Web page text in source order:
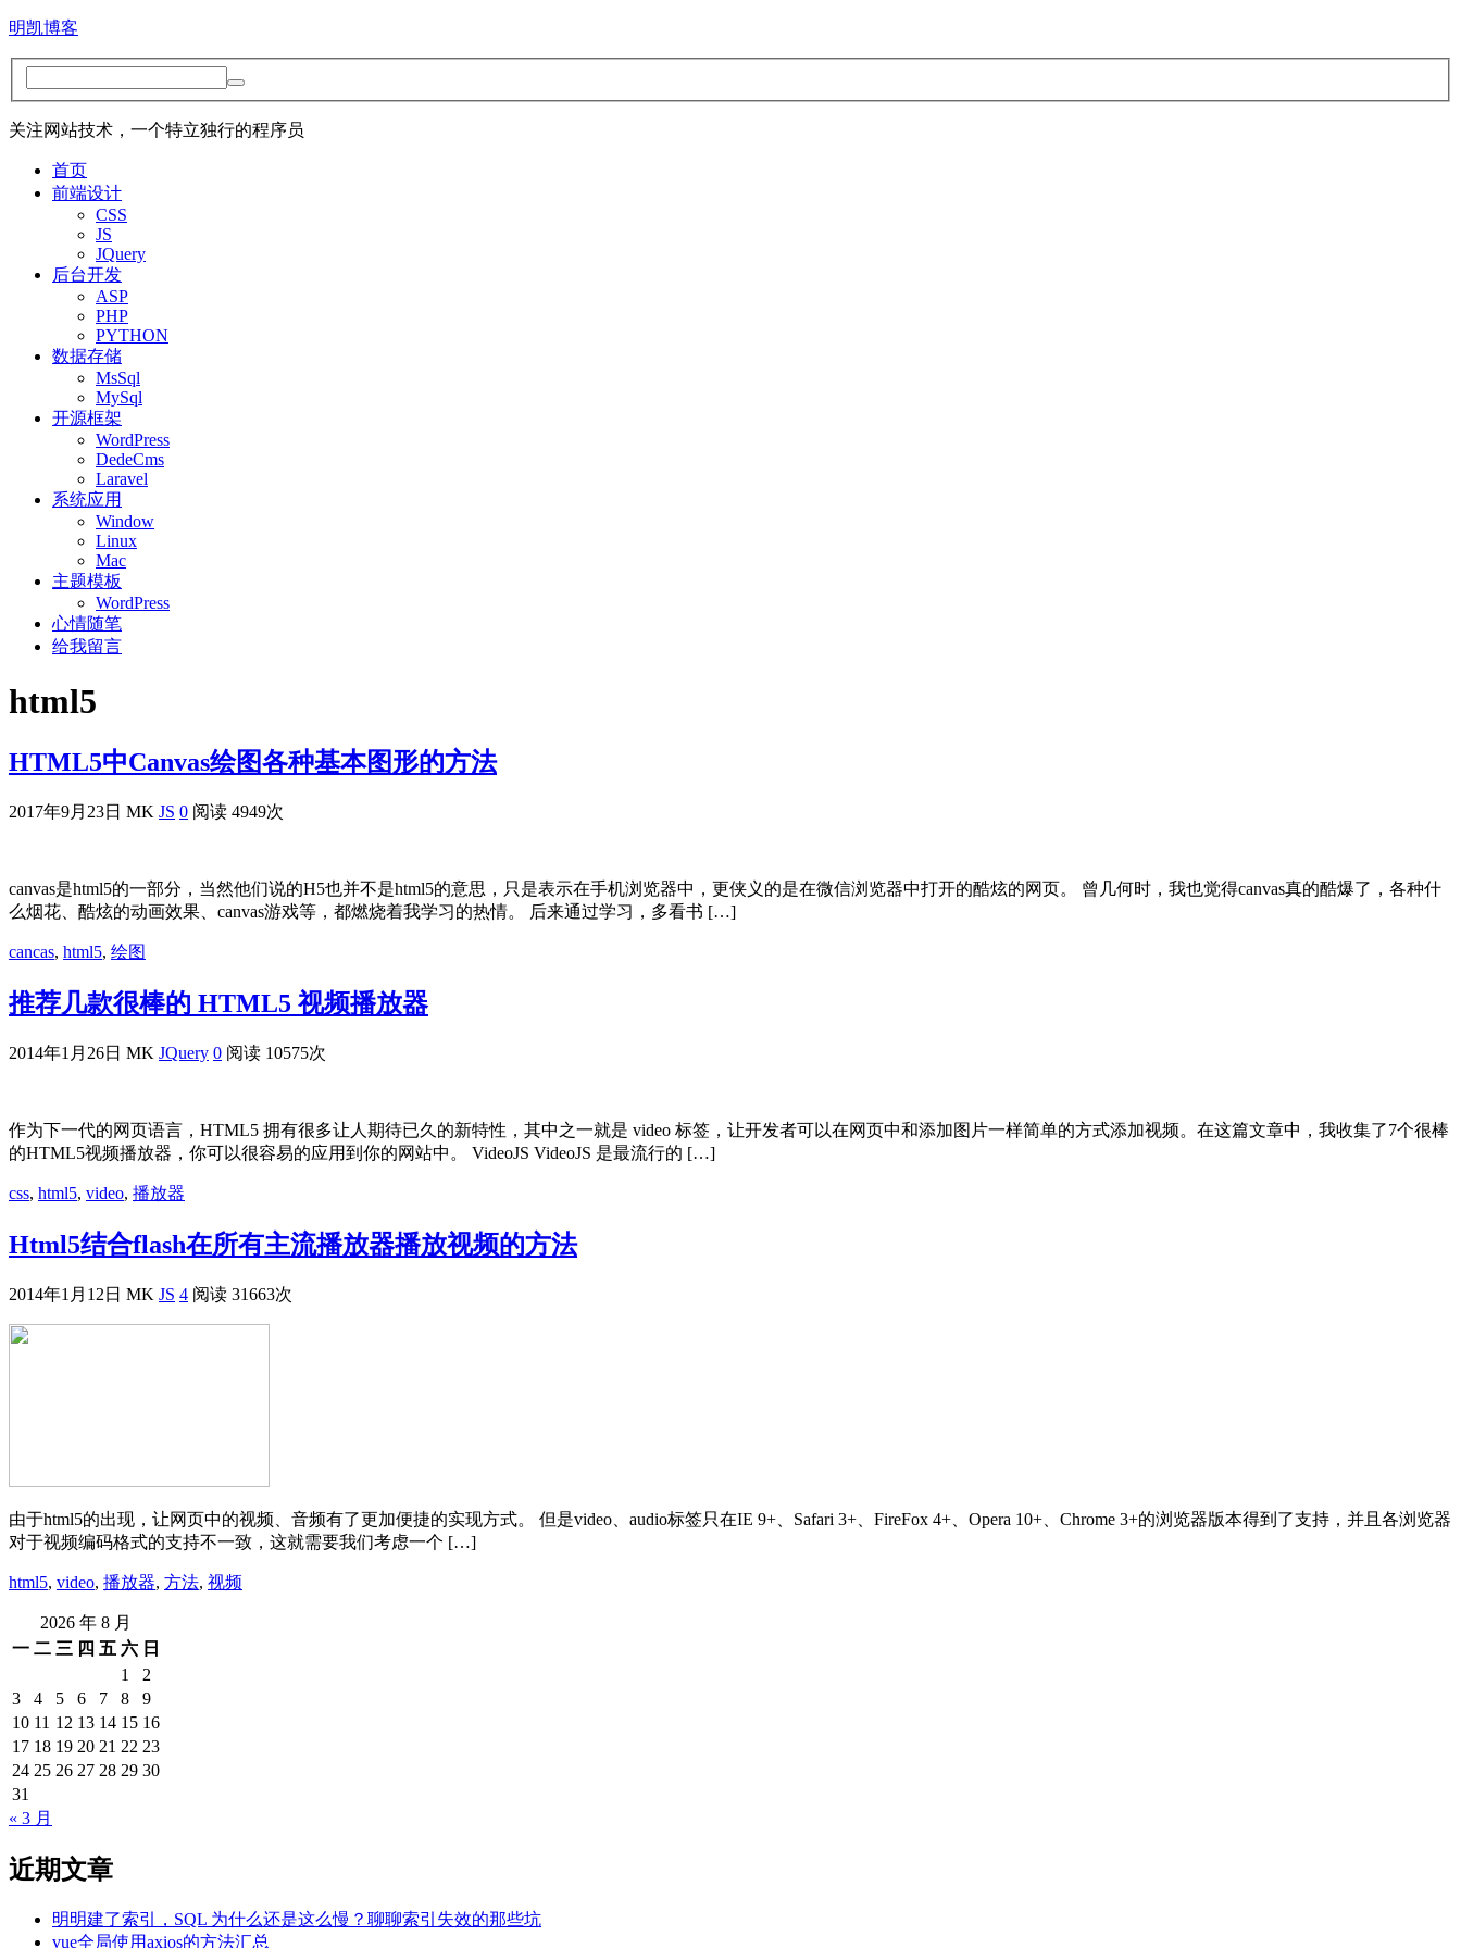
明凯博客
关注网站技术，一个特立独行的程序员
首页
前端设计
CSS
JS
JQuery
后台开发
ASP
PHP
PYTHON
数据存储
MsSql
MySql
开源框架
WordPress
DedeCms
Laravel
系统应用
Window
Linux
Mac
主题模板
WordPress
心情随笔
给我留言
html5
HTML5中Canvas绘图各种基本图形的方法
2017年9月23日 MK JS 0 阅读 4949次
canvas是html5的一部分，当然他们说的H5也并不是html5的意思，只是表示在手机浏览器中，更侠义的是在微信浏览器中打开的酷炫的网页。 曾几何时，我也觉得canvas真的酷爆了，各种什
么烟花、酷炫的动画效果、canvas游戏等，都燃烧着我学习的热情。 后来通过学习，多看书 […]
cancas, html5, 绘图
推荐几款很棒的 HTML5 视频播放器
2014年1月26日 MK JQuery 0 阅读 10575次
作为下一代的网页语言，HTML5 拥有很多让人期待已久的新特性，其中之一就是 video 标签，让开发者可以在网页中和添加图片一样简单的方式添加视频。在这篇文章中，我收集了7个很棒
的HTML5视频播放器，你可以很容易的应用到你的网站中。 VideoJS VideoJS 是最流行的 […]
css, html5, video, 播放器
Html5结合flash在所有主流播放器播放视频的方法
2014年1月12日 MK JS 4 阅读 31663次
由于html5的出现，让网页中的视频、音频有了更加便捷的实现方式。 但是video、audio标签只在IE 9+、Safari 3+、FireFox 4+、Opera 10+、Chrome 3+的浏览器版本得到了支持，并且各浏览器
对于视频编码格式的支持不一致，这就需要我们考虑一个 […]
html5, video, 播放器, 方法, 视频
2026 年 8 月
一 二 三 四 五 六 日
1
2
3
4 5 6 7 8
9
10 11 12 13 14 15 16
17 18 19 20 21 22 23
24 25 26 27 28 29 30
31
« 3 月
近期文章
明明建了索引，SQL 为什么还是这么慢？聊聊索引失效的那些坑
vue全局使用axios的方法汇总